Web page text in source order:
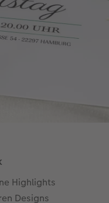
Highlights
Designs